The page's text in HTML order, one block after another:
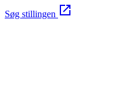
Søg stillingen